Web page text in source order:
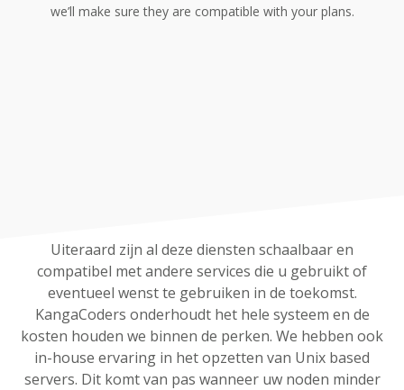
we’ll make sure they are compatible with your plans.
Uiteraard zijn al deze diensten schaalbaar en
compatibel met andere services die u gebruikt of
eventueel wenst te gebruiken in de toekomst.
KangaCoders onderhoudt het hele systeem en de
kosten houden we binnen de perken. We hebben ook
in-house ervaring in het opzetten van Unix based
servers. Dit komt van pas wanneer uw noden minder